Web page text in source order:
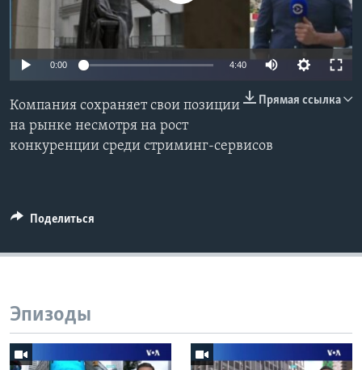
Learning English
СОЦИАЛЬНЫЕ СЕТИ
Языки
0:00 4:40
Прямая ссылка
Компания сохраняет свои позиции
на рынке несмотря на рост
конкуренции среди стриминг-сервисов
Поделиться
Эпизоды